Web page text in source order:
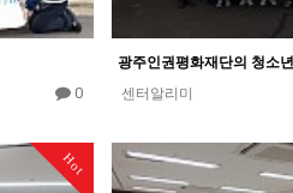
0
센터알리미
Hot